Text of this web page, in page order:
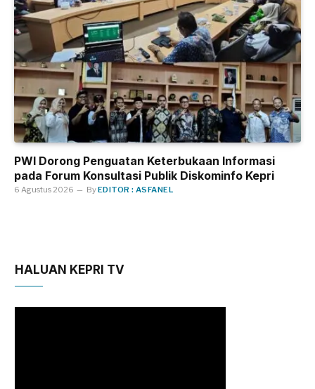
PWI Dorong Penguatan Keterbukaan Informasi
pada Forum Konsultasi Publik Diskominfo Kepri
6 Agustus 2026 ByEDITOR : ASFANEL
HALUAN KEPRI TV